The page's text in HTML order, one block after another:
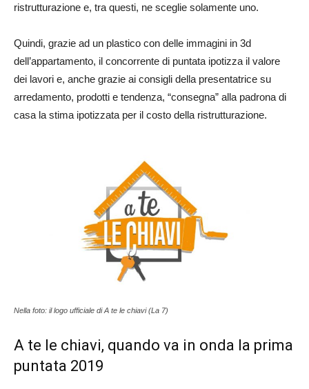
ristrutturazione e, tra questi, ne sceglie solamente uno.
Quindi, grazie ad un plastico con delle immagini in 3d
dell’appartamento, il concorrente di puntata ipotizza il valore
dei lavori e, anche grazie ai consigli della presentatrice su
arredamento, prodotti e tendenza, “consegna” alla padrona di
casa la stima ipotizzata per il costo della ristrutturazione.
Nella foto: il logo ufficiale di A te le chiavi (La 7)
A te le chiavi, quando va in onda la prima
puntata 2019